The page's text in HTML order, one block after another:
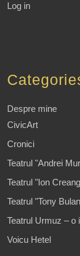
Log in
Despre mine
CivicArt
Cronici
Teatrul "Andrei
Teatrul "Ion
Teatrul "Tony
Teatrul Urmuz – o
Voicu Hetel